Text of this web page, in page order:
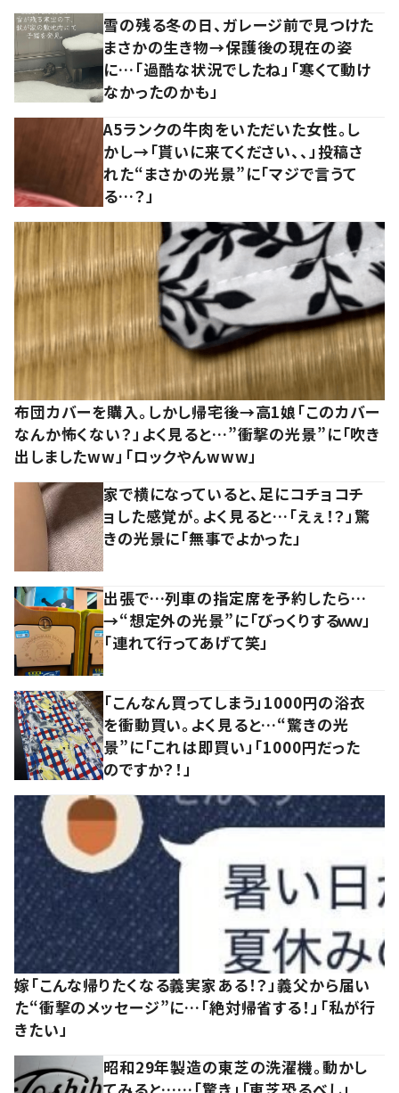
雪の残る冬の日、ガレージ前で見つけた
まさかの生き物→保護後の現在の姿
に…「過酷な状況でしたね」「寒くて動け
なかったのかも」
A5ランクの牛肉をいただいた女性。し
かし→「貰いに来てください、、」投稿さ
れた“まさかの光景”に「マジで言うて
る…？」
布団カバーを購入。しかし帰宅後→高1娘「このカバー
なんか怖くない？」よく見ると…”衝撃の光景”に「吹き
出しましたww」「ロックやんwww」
家で横になっていると、足にコチョコチ
ョした感覚が。よく見ると…「えぇ！？」驚
きの光景に「無事でよかった」
出張で…列車の指定席を予約したら…
→“想定外の光景”に「びっくりするｗｗ」
「連れて行ってあげて笑」
「こんなん買ってしまう」1000円の浴衣
を衝動買い。よく見ると…“驚きの光
景”に「これは即買い」「1000円だった
のですか？！」
嫁「こんな帰りたくなる義実家ある！？」義父から届い
た“衝撃のメッセージ”に…「絶対帰省する！」「私が行
きたい」
昭和29年製造の東芝の洗濯機。動かし